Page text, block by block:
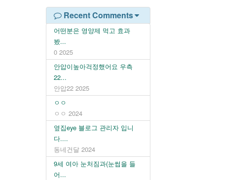
Recent Comments
어떤분은 영양제 먹고 효과
봤...
0 2025
안압이높아걱정했어요 우측
22...
안압22 2025
ㅇㅇ
ㅇㅇ 2024
옆집eye 블로그 관리자 입니
다....
동네건달 2024
9세 여아 눈처짐과(눈썹을 들
어...